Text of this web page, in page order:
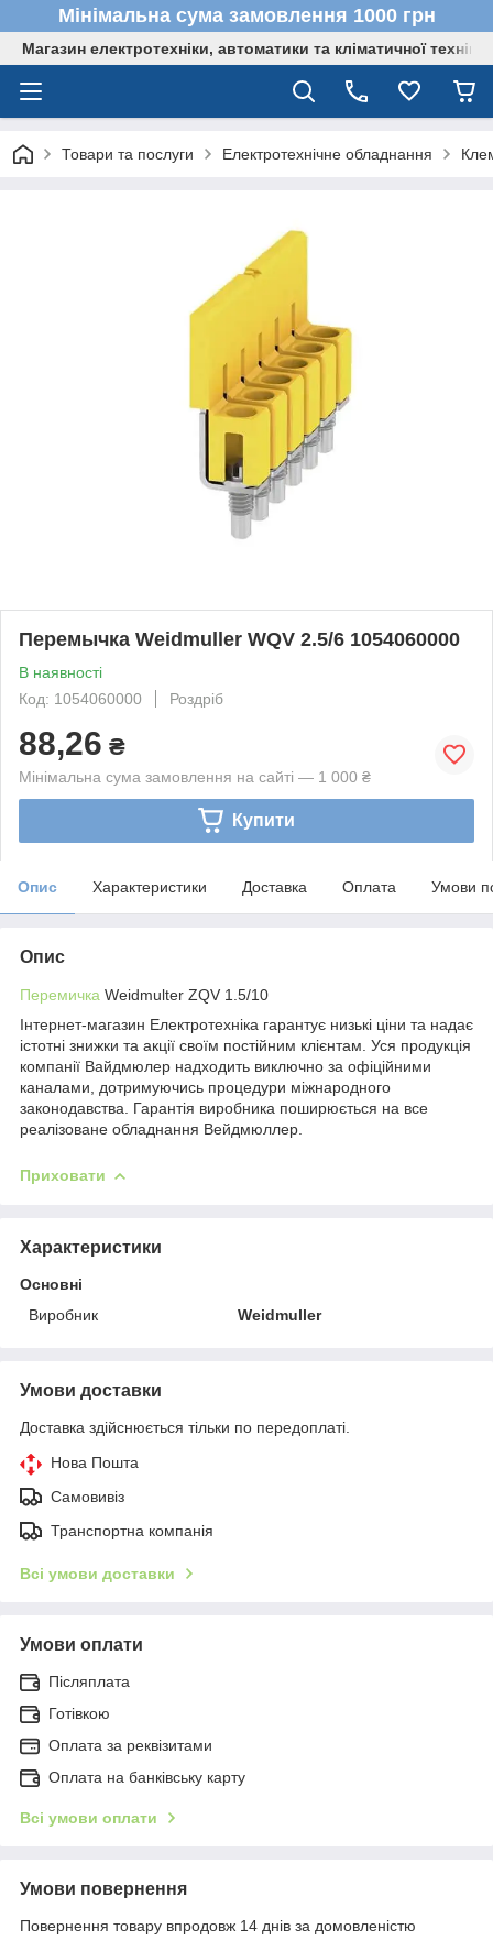
Мінімальна сума замовлення 1000 грн
Магазин електротехніки, автоматики та кліматичної техніки
Товари та послуги Електротехнічне обладнання
Перемычка Weidmuller WQV 2.5/6 1054060000
В наявності
Код: 1054060000
Роздріб
88,26 ₴
Мінімальна сума замовлення на сайті — 1 000 ₴
Купити
Опис Характеристики Доставка Оплата Умови
Опис
Перемичка Weidmulter ZQV 1.5/10
Інтернет-магазин Електротехніка гарантує низькі ціни та надає
істотні знижки та акції своїм постійним клієнтам. Уся продукція
компанії Вайдмюлер надходить виключно за офіційними
каналами, дотримуючись процедури міжнародного
законодавства. Гарантія виробника поширюється на все
реалізоване обладнання Вейдмюллер.
Приховати
Характеристики
Основні
Виробник
Weidmuller
Умови доставки
Доставка здійснюється тільки по передоплаті.
Нова Пошта
Самовивіз
Транспортна компанія
Всі умови доставки
Умови оплати
Післяплата
Готівкою
Оплата за реквізитами
Оплата на банківську карту
Всі умови оплати
Умови повернення
Повернення товару впродовж 14 днів за домовленістю